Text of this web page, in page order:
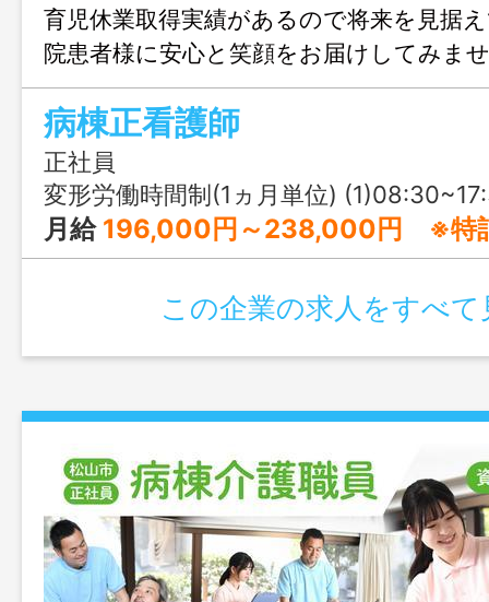
育児休業取得実績があるので将来を見据
院患者様に安心と笑顔をお届けしてみま
病棟正看護師
正社員
変形労働時間制(1ヵ月単位) (1)08:30~17:30 (2)16:30~09:00(月4～5
月給 196,000円～238,000円 ※特
この企業の求人をすべて